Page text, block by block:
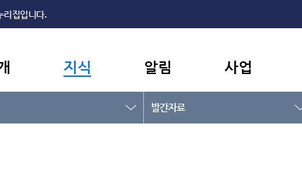
리집입니다.
지식 알림 사업
발간자료